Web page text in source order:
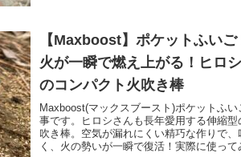
【Maxboost】ポケットふい
火が一瞬で燃え上がる！ヒロ
のコンパクト火吹き棒
Maxboost(マックスブースト)ポケットふ
事です。ヒロシさんも長年愛用する伸縮型
吹き棒。空気が漏れにくい精巧な作りで、
く、火の勢いが一瞬で復活！実際に使って